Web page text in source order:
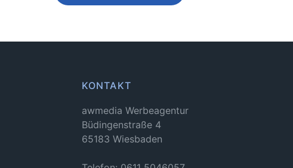
KONTAKT
awmedia Werbeagentur
Büdingenstraße 4
65183 Wiesbaden